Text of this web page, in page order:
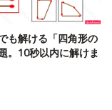
も解ける「四角形の
。10秒以内に解けま